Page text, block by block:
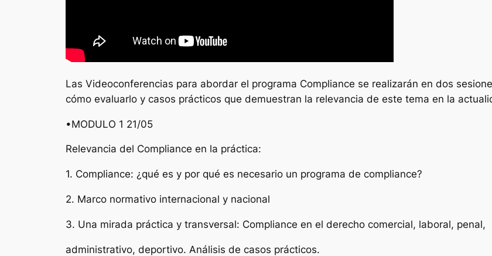
Las Videoconferencias para abordar el programa Compliance se realizarán en dos
cómo evaluarlo y casos prácticos que demuestran la relevancia de este tema en la
•MODULO 1 21/05
Relevancia del Compliance en la práctica:
1. Compliance: ¿qué es y por qué es necesario un programa de compliance?
2. Marco normativo internacional y nacional
3. Una mirada práctica y transversal: Compliance en el derecho comercial, laboral, penal,
administrativo, deportivo. Análisis de casos prácticos.